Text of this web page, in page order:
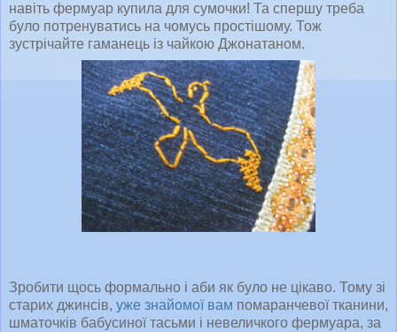
навіть фермуар купила для сумочки! Та спершу треба
було потренуватись на чомусь простішому. Тож
зустрічайте гаманець із чайкою Джонатаном.
Зробити щось формально і аби як було не цікаво. Тому зі
старих джинсів, уже знайомої вам помаранчевої тканини,
шматочків бабусиної тасьми і невеличкого фермуара, за